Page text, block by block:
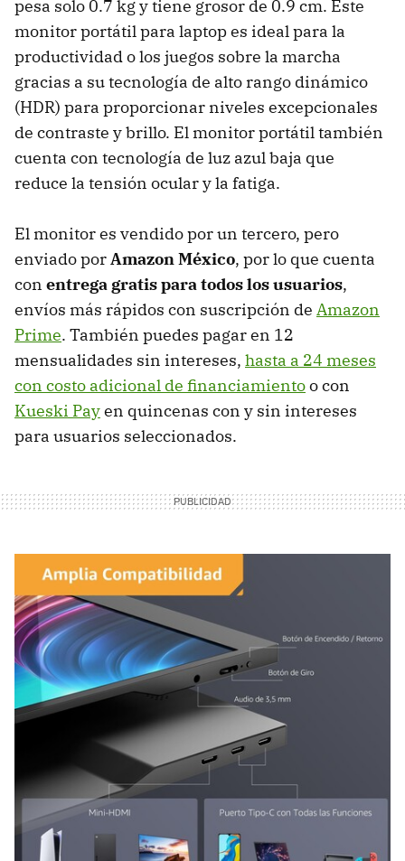
pesa solo 0.7 kg y tiene grosor de 0.9 cm. Este
monitor portátil para laptop es ideal para la
productividad o los juegos sobre la marcha
gracias a su tecnología de alto rango dinámico
(HDR) para proporcionar niveles excepcionales
de contraste y brillo. El monitor portátil también
cuenta con tecnología de luz azul baja que
reduce la tensión ocular y la fatiga.
El monitor es vendido por un tercero, pero
enviado porAmazon México, por lo que cuenta
con entrega gratispara todos los usuarios,
envíos más rápidos con suscripción de Amazon
Prime. También puedes pagar en 12
mensualidades sin intereses, hasta a 24 meses
con costo adicional de financiamientoo con
Kueski Payen quincenas con y sin intereses
para usuarios seleccionados.